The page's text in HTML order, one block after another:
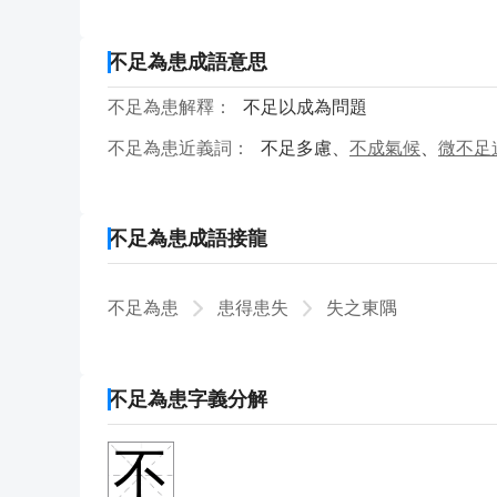
不足為患成語意思
不足為患解釋： 不足以成為問題
不足為患近義詞： 不足多慮、 不成氣候 微不足
不足為患成語接龍
不足為患 患得患失 失之東隅
不足為患字義分解
不